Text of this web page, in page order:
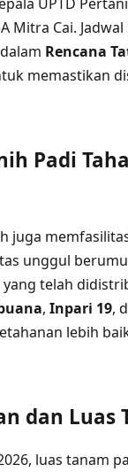
Mitra Cai.
Rencana
memastikan
Padi
juga
unggul
yang telah
, Inpari 19,
lebih
dan Luas
luas tanam